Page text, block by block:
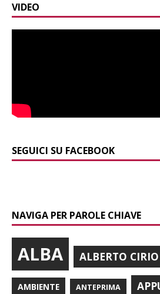
VIDEO
SEGUICI SU FACEBOOK
NAVIGA PER PAROLE CHIAVE
ALBA ALBERTO CIRIO
AMBIENTE ANTEPRIMA